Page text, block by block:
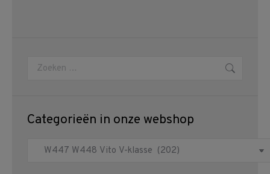
Zoeken:
Categorieën in onze webshop